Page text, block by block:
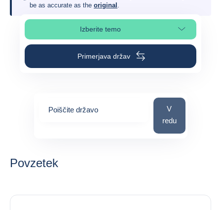
be as accurate as the original .
Izberite temo
Izberite poglavje strani
Primerjava držav
Poiščite državo Poiščite državo
V
redu
Povzetek